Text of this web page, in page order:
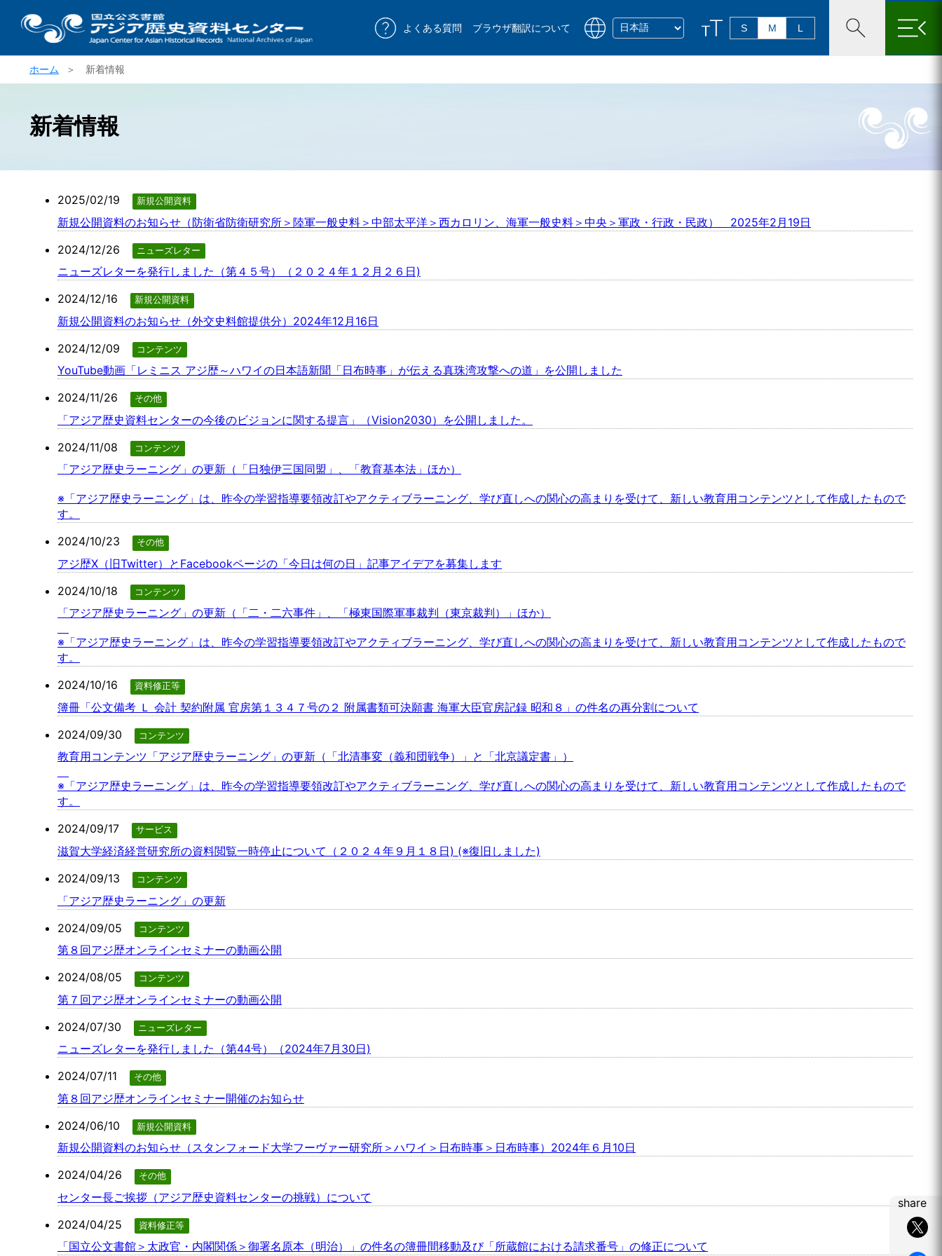
よくある質問 ブラウザ翻訳について S M L
×
ホーム ＞ 新着情報
新着情報
2025/02/19 新規公開資料
新規公開資料のお知らせ（防衛省防衛研究所＞陸軍一般史料＞中部太平洋＞西カロリン、海軍一般史料＞中央＞軍政・行政・民政） 2025年2月19日
2024/12/26
ニューズレター
ニューズレターを発行しました（第４５号）（２０２４年１２月２６日)
2024/12/16
新規公開資料
新規公開資料のお知らせ（外交史料館提供分）2024年12月16日
2024/12/09
コンテンツ
YouTube動画「レミニス アジ歴～ハワイの日本語新聞「日布時事」が伝える真珠湾攻撃への道」を公開しました
2024/11/26
その他
「アジア歴史資料センターの今後のビジョンに関する提言」（Vision2030）を公開しました。
2024/11/08
コンテンツ
「アジア歴史ラーニング」の更新（「日独伊三国同盟」、「教育基本法」ほか）
※「アジア歴史ラーニング」は、昨今の学習指導要領改訂やアクティブラーニング、学び直しへの関心の高まりを受けて、新しい教育用コンテンツとして作成したもので
す。
2024/10/23
その他
アジ歴X（旧Twitter）とFacebookページの「今日は何の日」記事アイデアを募集します
2024/10/18
コンテンツ
「アジア歴史ラーニング」の更新（「二・二六事件」、「極東国際軍事裁判（東京裁判）」ほか）
※「アジア歴史ラーニング」は、昨今の学習指導要領改訂やアクティブラーニング、学び直しへの関心の高まりを受けて、新しい教育用コンテンツとして作成したもので
す。
2024/10/16
資料修正等
簿冊「公文備考 Ｌ 会計 契約附属 官房第１３４７号の２ 附属書類可決願書 海軍大臣官房記録 昭和８」の件名の再分割について
2024/09/30
コンテンツ
教育用コンテンツ「アジア歴史ラーニング」の更新（「北清事変（義和団戦争）」と「北京議定書」）
※「アジア歴史ラーニング」は、昨今の学習指導要領改訂やアクティブラーニング、学び直しへの関心の高まりを受けて、新しい教育用コンテンツとして作成したもので
す。
2024/09/17
サービス
滋賀大学経済経営研究所の資料閲覧一時停止について（２０２４年９月１８日) (※復旧しました)
2024/09/13
コンテンツ
「アジア歴史ラーニング」の更新
2024/09/05
コンテンツ
第８回アジ歴オンラインセミナーの動画公開
2024/08/05
コンテンツ
第７回アジ歴オンラインセミナーの動画公開
2024/07/30
ニューズレター
ニューズレターを発行しました（第44号）（2024年7月30日)
2024/07/11
その他
第８回アジ歴オンラインセミナー開催のお知らせ
2024/06/10
新規公開資料
新規公開資料のお知らせ（スタンフォード大学フーヴァー研究所＞ハワイ＞日布時事＞日布時事）2024年６月10日
2024/04/26
その他
センター長ご挨拶（アジア歴史資料センターの挑戦）について
2024/04/25
資料修正等
「国立公文書館＞太政官・内閣関係＞御署名原本（明治）」の件名の簿冊間移動及び「所蔵館における請求番号」の修正について
share